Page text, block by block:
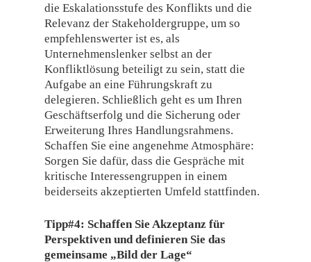
die Eskalationsstufe des Konflikts und die
Relevanz der Stakeholdergruppe, um so
empfehlenswerter ist es, als
Unternehmenslenker selbst an der
Konfliktlösung beteiligt zu sein, statt die
Aufgabe an eine Führungskraft zu
delegieren. Schließlich geht es um Ihren
Geschäftserfolg und die Sicherung oder
Erweiterung Ihres Handlungsrahmens.
Schaffen Sie eine angenehme Atmosphäre:
Sorgen Sie dafür, dass die Gespräche mit
kritische Interessengruppen in einem
beiderseits akzeptierten Umfeld stattfinden.
Tipp#4: Schaffen Sie Akzeptanz für
Perspektiven und definieren Sie das
gemeinsame „Bild der Lage“